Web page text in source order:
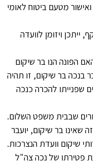
מטעם ביטוח לאומי
ייתכן ויזומן לוועדה
הפונה הנו בר שיקום
בנכה בר שיקום, זו תהיה
שפנייתו להכרה כנכה
שבבית משפט השלום.
שאינו בר שיקום, יועבר
שיקום וועדת הנצרכות.
פטירתו של נכה צה"ל